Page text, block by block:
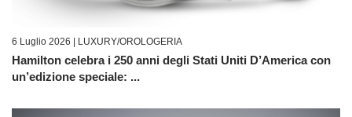
6 Luglio 2026 | LUXURY/OROLOGERIA
Hamilton celebra i 250 anni degli Stati Uniti D’America con
un’edizione speciale: ...